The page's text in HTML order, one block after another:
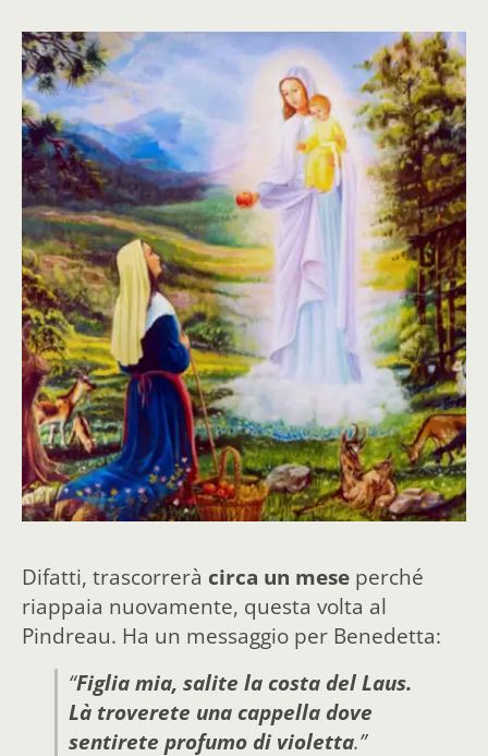
Difatti, trascorrerà circa un mese perché
riappaia nuovamente, questa volta al
Pindreau. Ha un messaggio per Benedetta:
“Figlia mia, salite la costa del Laus.
Là troverete una cappella dove
sentirete profumo di violetta.”